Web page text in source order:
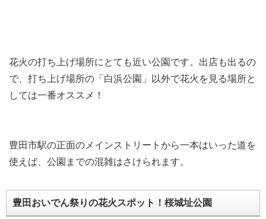
花火の打ち上げ場所にとても近い公園です。出店も出るの
で、打ち上げ場所の「白浜公園」以外で花火を見る場所と
しては一番オススメ！
豊田市駅の正面のメインストリートから一本はいった道を
使えば、公園までの混雑はさけられます。
豊田おいでん祭りの花火スポット！桜城址公園